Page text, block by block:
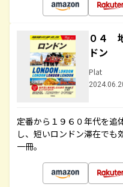
０４
ドン
Plat
定番から１９６０年代を追
し、短いロンドン滞在でも
一冊。